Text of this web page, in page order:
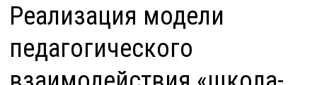
Реализация модели
педагогического